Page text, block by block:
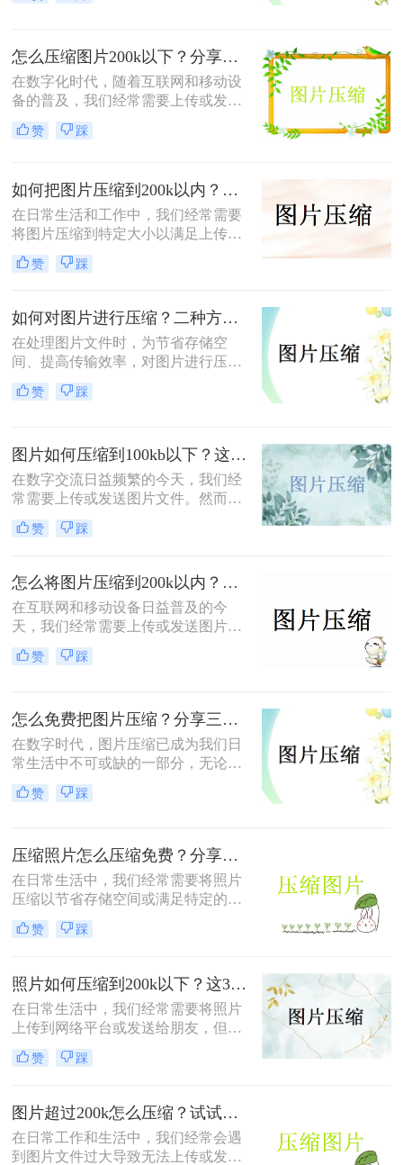
有效地压缩图片变得尤为重要。那么
图片怎么压缩到10m以内呢？本文将
介绍三种实用的方法，帮助您轻松将
怎么压缩图片200k以下？分享两种高效压缩方法！
在数字化时代，随着互联网和移动设
备的普及，我们经常需要上传或发送
图片文件。然而，许多平台对图片大
小有着严格限制，比如不超过200K。
量，本文将介绍两种简单且有效的压
缩图片的方法。
赞 踩
如何把图片压缩到200k以内？分享3种实用压缩方法！
在日常生活和工作中，我们经常需要
将图片压缩到特定大小以满足上传、
发送或存储的需求。那么如何把图片
压缩到200k以内呢？本文将介绍三种
赞 踩
如何对图片进行压缩？二种方法教你压缩图片！
在处理图片文件时，为节省存储空
间、提高传输效率，对图片进行压缩
是一项常用的操作技术。那么如何对
图片进行压缩呢？本文将介绍两种图
赞 踩
图片如何压缩到100kb以下？这4种压缩图片方法很实用！
在数字交流日益频繁的今天，我们经
常需要上传或发送图片文件。然而，
许多平台对图片大小有着严格限制，
比如不超过100KB。那么图片如何压
求，同时尽可能保持图片的质量，我
们可以采用以下四种方法来压缩图
片。
赞 踩
怎么将图片压缩到200k以内？教你三种实用的压缩方法！
在互联网和移动设备日益普及的今
天，我们经常需要上传或发送图片文
件。然而，许多平台对图片大小有着
严格限制，比如不超过200K。那么怎
我们可以采用以下三种方法来压缩图
片。
赞 踩
怎么免费把图片压缩？分享三个方法给大家！
在数字时代，图片压缩已成为我们日
常生活中不可或缺的一部分，无论是
为了节省存储空间，还是为了加快图
片上传和下载速度，图片压缩都显得
方法，帮助您轻松实现图片压缩。
赞 踩
压缩照片怎么压缩免费？分享二个效果还不错的方法！
在日常生活中，我们经常需要将照片
压缩以节省存储空间或满足特定的上
传要求。那么压缩照片怎么压缩免费
呢？本文将介绍两种免费压缩照片的
务。
赞 踩
照片如何压缩到200k以下？这3种方法帮你压照片大小 ！
在日常生活中，我们经常需要将照片
上传到网络平台或发送给朋友，但有
时候照片的大小超过了200K，导致上
传或发送受限。那么照片如何压缩到
压缩到200K以下的方法。
赞 踩
图片超过200k怎么压缩？试试这二种压缩的方法！
在日常工作和生活中，我们经常会遇
到图片文件过大导致无法上传或发送